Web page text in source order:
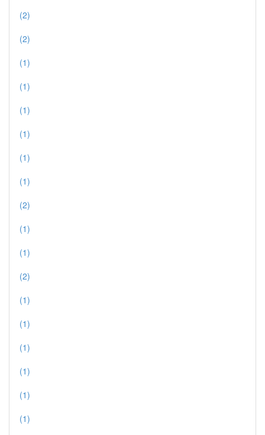
(2)
(2)
(1)
(1)
(1)
(1)
(1)
(1)
(2)
(1)
(1)
(2)
(1)
(1)
(1)
(1)
(1)
(1)